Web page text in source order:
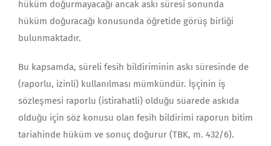
hüküm doğurmayacağı ancak askı süresi sonunda
hüküm doğuracağı konusunda öğretide görüş birliği
bulunmaktadır.
Bu kapsamda, süreli fesih bildiriminin askı süresinde de
(raporlu, izinli) kullanılması mümkündür. İşçinin iş
sözleşmesi raporlu (istirahatli) olduğu süa­rede askıda
olduğu için söz konusu olan fesih bildirimi raporun bitim
taria­hinde hüküm ve sonuç doğurur (TBK, m. 432/6).